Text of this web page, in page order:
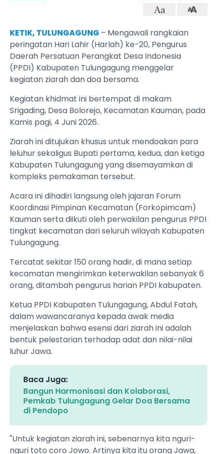
KETIK, TULUNGAGUNG – Mengawali rangkaian
peringatan Hari Lahir (Harlah) ke-20, Pengurus
Daerah Persatuan Perangkat Desa Indonesia
(PPDI) Kabupaten Tulungagung menggelar
kegiatan ziarah dan doa bersama.
Kegiatan khidmat ini bertempat di makam
Srigading, Desa Bolorejo, Kecamatan Kauman, pada
Kamis pagi, 4 Juni 2026.
Ziarah ini ditujukan khusus untuk mendoakan para
leluhur sekaligus Bupati pertama, kedua, dan ketiga
Kabupaten Tulungagung yang disemayamkan di
kompleks pemakaman tersebut.
Acara ini dihadiri langsung oleh jajaran Forum
Koordinasi Pimpinan Kecamatan (Forkopimcam)
Kauman serta diikuti oleh perwakilan pengurus PPDI
tingkat kecamatan dari seluruh wilayah Kabupaten
Tulungagung.
Tercatat sekitar 150 orang hadir, di mana setiap
kecamatan mengirimkan keterwakilan sebanyak 6
orang, ditambah pengurus harian PPDI kabupaten.
Ketua PPDI Kabupaten Tulungagung, Abdul Fatah,
dalam wawancaranya kepada awak media
menjelaskan bahwa esensi dari ziarah ini adalah
bentuk pelestarian terhadap adat dan nilai-nilai
luhur Jawa.
Baca Juga:
Bangun Harmonisasi dan Kolaborasi,
Pemkab Tulungagung Gelar Doa Bersama
di Pendopo
"Untuk kegiatan ziarah ini, sebenarnya kita nguri-
nguri toto coro Jowo. Artinya kita itu orang Jawa,